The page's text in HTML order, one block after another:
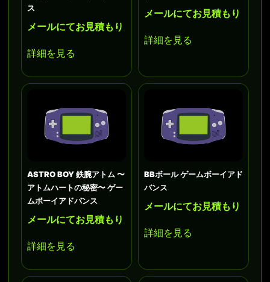
ス
メールにてお見積もり
詳細を見る
メールにてお見積もり
詳細を見る
ASTRO BOY 鉄腕アトム 〜
アトムハートの秘密〜 ゲー
ムボーイアドバンス
メールにてお見積もり
詳細を見る
BBボール ゲームボーイアド
バンス
メールにてお見積もり
詳細を見る